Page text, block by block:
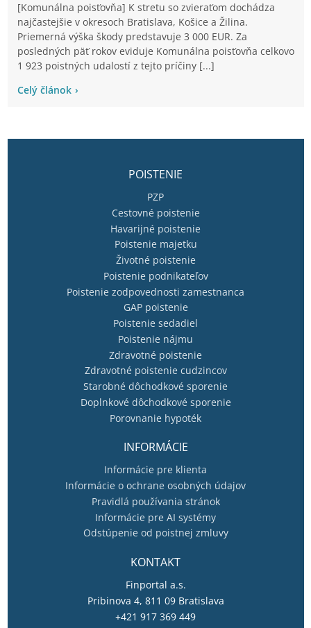
[Komunálna poisťovňa] K stretu so zvieraťom dochádza
najčastejšie v okresoch Bratislava, Košice a Žilina.
Priemerná výška škody predstavuje 3 000 EUR. Za
posledných päť rokov eviduje Komunálna poisťovňa celkovo
1 923 poistných udalostí z tejto príčiny [...]
Celý článok
POISTENIE
PZP
Cestovné poistenie
Havarijné poistenie
Poistenie majetku
Životné poistenie
Poistenie podnikateľov
Poistenie zodpovednosti zamestnanca
GAP poistenie
Poistenie sedadiel
Poistenie nájmu
Zdravotné poistenie
Zdravotné poistenie cudzincov
Starobné dôchodkové sporenie
Doplnkové dôchodkové sporenie
Porovnanie hypoték
INFORMÁCIE
Informácie pre klienta
Informácie o ochrane osobných údajov
Pravidlá používania stránok
Informácie pre AI systémy
Odstúpenie od poistnej zmluvy
KONTAKT
Finportal a.s.
Pribinova 4, 811 09 Bratislava
+421 917 369 449